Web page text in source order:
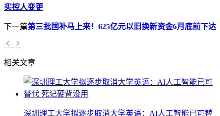
实控人变更
下一篇第三批国补马上来！625亿元以旧换新资金6月底前下达
相关文章
深圳理工大学拟逐步取消大学英语：AI人工智能已可替